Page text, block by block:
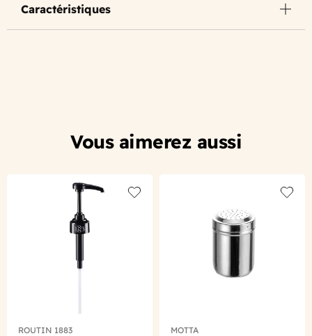
Caractéristiques
Vous aimerez aussi
ROUTIN 1883 MOTTA